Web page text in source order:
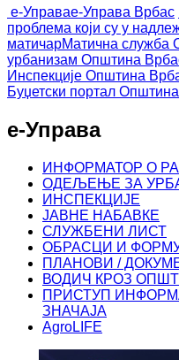
е-Управае-Управа Врбас
проблема који су у
матичарМатична служба
урбанизам Општина
Инспекције Општина
Буџетски портал Општина
е-Управа
ИНФОРМАТОР О
ОДЕЉЕЊЕ ЗА
ИНСПЕКЦИЈЕ
ЈАВНЕ НАБАВКЕ
СЛУЖБЕНИ ЛИСТ
ОБРАСЦИ И
ПЛАНОВИ /
ВОДИЧ КРОЗ
ПРИСТУП
ЗНАЧАЈА
AgroLIFE